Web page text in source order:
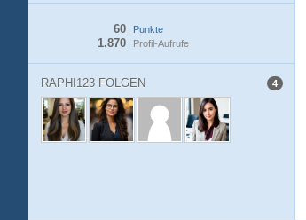
Punkte
60
Profil-Aufrufe
1.870
RAPHI123 FOLGEN 4